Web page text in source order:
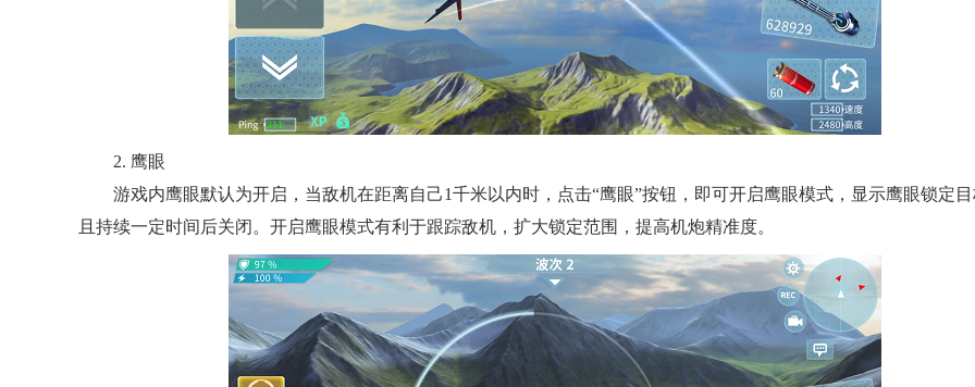
2. 鹰眼
游戏内鹰眼默认为开启，当敌机在距离自己1千米以内时，点击“鹰眼”按钮，即可开启鹰眼模式，显示鹰眼锁定
且持续一定时间后关闭。开启鹰眼模式有利于跟踪敌机，扩大锁定范围，提高机炮精准度。